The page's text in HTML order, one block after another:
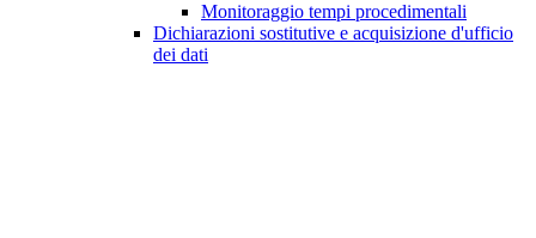
Monitoraggio tempi procedimentali
Dichiarazioni sostitutive e acquisizione d'ufficio
dei dati